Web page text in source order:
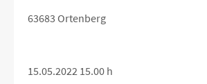
63683 Ortenberg
15.05.2022 15.00 h